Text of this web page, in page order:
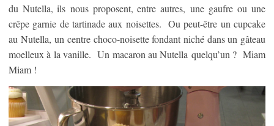
du Nutella, ils nous proposent, entre autres, une gaufre ou une
crêpe garnie de tartinade aux noisettes. Ou peut-être un cupcake
au Nutella, un centre choco-noisette fondant niché dans un gâteau
moelleux à la vanille. Un macaron au Nutella quelqu’un ? Miam
Miam !